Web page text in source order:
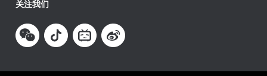
关注我们